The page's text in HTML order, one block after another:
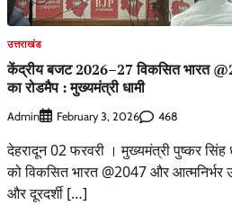
उत्तराखंड
केंद्रीय बजट 2026–27 विकसित भारत
का रोडमैप : मुख्यमंत्री धामी
Admin February 3, 2026 468
देहरादून 02 फरवरी । मुख्यमंत्री पुष्कर
को विकसित भारत @2047 और आत्मनिर्भर
और दूरदर्शी […]